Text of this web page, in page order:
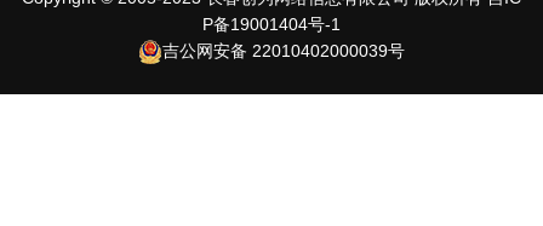
P备19001404号-1
吉公网安备 22010402000039号